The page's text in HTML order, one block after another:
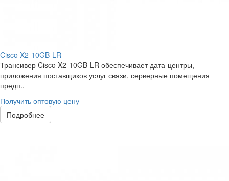
Cisco X2-10GB-LR
Трансивер Cisco X2-10GB-LR обеспечивает дата-центры,
приложения поставщиков услуг связи, серверные помещения
предп..
Получить оптовую цену
Подробнее